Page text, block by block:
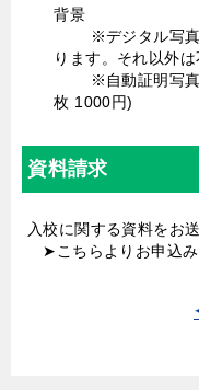
背景
※デジタル写真は
ります。それ以外は
※自動証明写真
枚 1000円)
資料請求
入校に関する資料をお
➤ こちら よりお申込み